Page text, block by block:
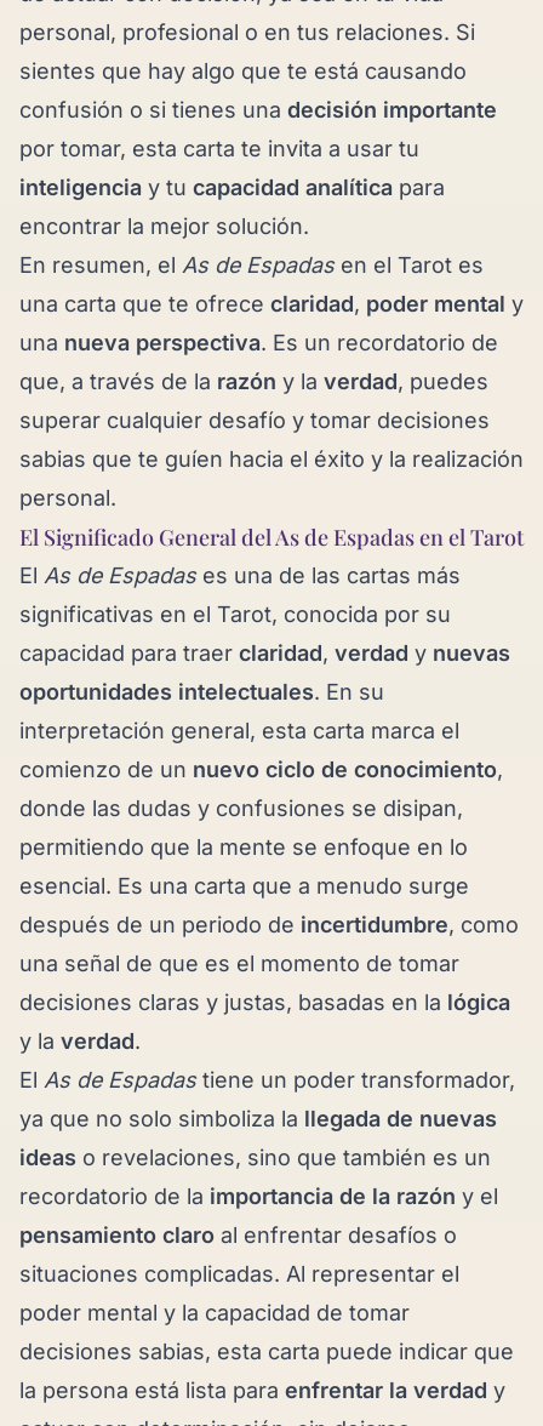
personal, profesional o en tus relaciones. Si
sientes que hay algo que te está causando
confusión o si tienes una decisión importante
por tomar, esta carta te invita a usar tu
inteligencia y tu capacidad analítica para
encontrar la mejor solución.
En resumen, el As de Espadasen el Tarot es
una carta que te ofrece claridad, poder mental y
una nueva perspectiva. Es un recordatorio de
que, a través de la razón y la verdad, puedes
superar cualquier desafío y tomar decisiones
sabias que te guíen hacia el éxito y la realización
personal.
El Significado General del As de Espadas en el Tarot
El As de Espadases una de las cartas más
significativas en el Tarot, conocida por su
capacidad para traer claridad, verdad y nuevas
oportunidades intelectuales. En su
interpretación general, esta carta marca el
comienzo de un nuevo ciclo de conocimiento,
donde las dudas y confusiones se disipan,
permitiendo que la mente se enfoque en lo
esencial. Es una carta que a menudo surge
después de un periodo de incertidumbre, como
una señal de que es el momento de tomar
decisiones claras y justas, basadas en la lógica
y la verdad.
El As de Espadastiene un poder transformador,
ya que no solo simboliza la llegada de nuevas
ideas o revelaciones, sino que también es un
recordatorio de la importancia de la razón y el
pensamiento claro al enfrentar desafíos o
situaciones complicadas. Al representar el
poder mental y la capacidad de tomar
decisiones sabias, esta carta puede indicar que
la persona está lista para enfrentar la verdad y